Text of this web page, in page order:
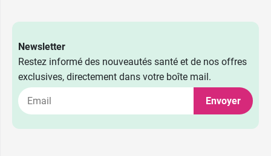
100 ml 3,49 €
Bleu 3,79 €
Jaune 3,79 €
Orange 3,79 €
Newsletter
Restez informé des nouveautés santé et de nos offres
exclusives, directement dans votre boîte mail.
Envoyer